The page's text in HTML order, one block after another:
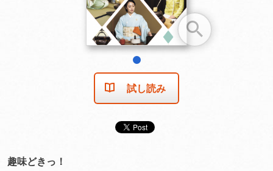
試し読み
趣味どきっ！